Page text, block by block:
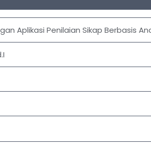
Aplikasi Penilaian Sikap Berbasis